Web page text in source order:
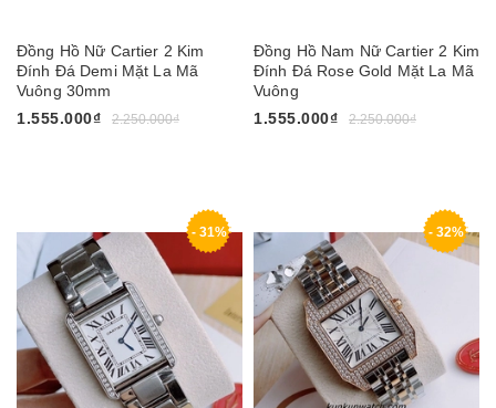
Đồng Hồ Nữ Cartier 2 Kim
Đính Đá Demi Mặt La Mã
Vuông 30mm
1.555.000₫
2.250.000₫
Đồng Hồ Nam Nữ Cartier 2 Kim
Đính Đá Rose Gold Mặt La Mã
Vuông
1.555.000₫
2.250.000₫
- 31% - 32%